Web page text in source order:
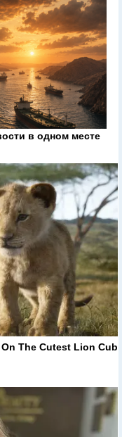
в одном месте
The Cutest Lion Cub